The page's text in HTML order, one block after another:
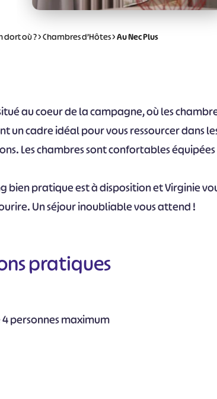
dort où ?>Chambres d’Hôtes>Au Nec Plus
au coeur de la campagne, où les
un cadre idéal pour vous ressourcer dans
Les chambres sont confortables
bien pratique est à disposition et Virginie
Un séjour inoubliable vous attend !
pratiques
4 personnes maximum